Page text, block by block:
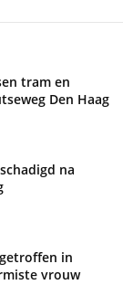
tram en
Den Haag
na
in
vrouw